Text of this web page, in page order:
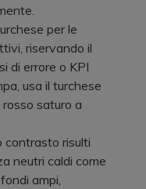
per le
riservando il
di errore o KPI
usa il turchese
saturo a
risulti
neutri caldi come
ampi,